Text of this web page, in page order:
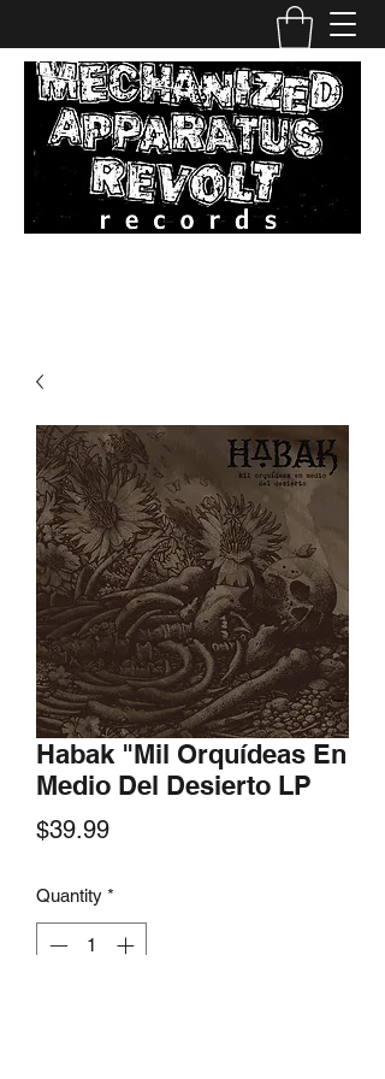
Habak "Mil Orquídeas En
Medio Del Desierto LP
$39.99Price
Quantity *